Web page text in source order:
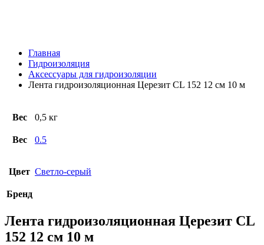
Главная
Гидроизоляция
Аксессуары для гидроизоляции
Лента гидроизоляционная Церезит CL 152 12 см 10 м
Вес 0,5 кг
Вес 0.5
Цвет Светло-серый
Бренд
Лента гидроизоляционная Церезит CL
152 12 см 10 м